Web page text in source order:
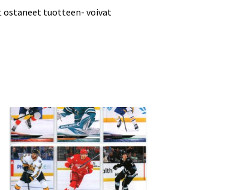
ostaneet tuotteen- voivat